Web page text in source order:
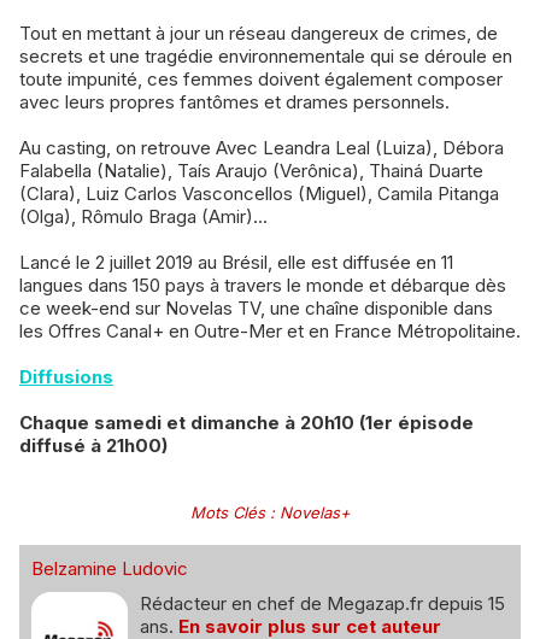
Tout en mettant à jour un réseau dangereux de crimes, de
secrets et une tragédie environnementale qui se déroule en
toute impunité, ces femmes doivent également composer
avec leurs propres fantômes et drames personnels.
Au casting, on retrouve Avec Leandra Leal (Luiza), Débora
Falabella (Natalie), Taís Araujo (Verônica), Thainá Duarte
(Clara), Luiz Carlos Vasconcellos (Miguel), Camila Pitanga
(Olga), Rômulo Braga (Amir)...
Lancé le 2 juillet 2019 au Brésil, elle est diffusée en 11
langues dans 150 pays à travers le monde et débarque dès
ce week-end sur Novelas TV, une chaîne disponible dans
les Offres Canal+ en Outre-Mer et en France Métropolitaine.
Diffusions
Chaque samedi et dimanche à 20h10 (1er épisode
diffusé à 21h00)
Mots Clés: Novelas+
Belzamine Ludovic
Rédacteur en chef de Megazap.fr depuis 15
ans. En savoir plus sur cet auteur